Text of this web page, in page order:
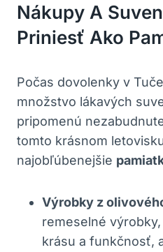
Nákupy A
Priniesť Ako
Počas dovolenky v
množstvo lákavých
pripomenú
tomto krásnom
najobľúbenejšie
Výrobky z
remeselné
krásu a funkčnosť,